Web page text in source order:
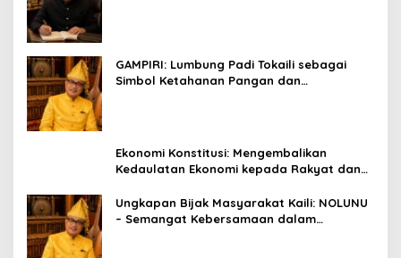
GAMPIRI: Lumbung Padi Tokaili sebagai
Simbol Ketahanan Pangan dan
Ekonomi Konstitusi: Mengembalikan
Kedaulatan Ekonomi kepada Rakyat dan
Ungkapan Bijak Masyarakat Kaili: NOLUNU
– Semangat Kebersamaan dalam